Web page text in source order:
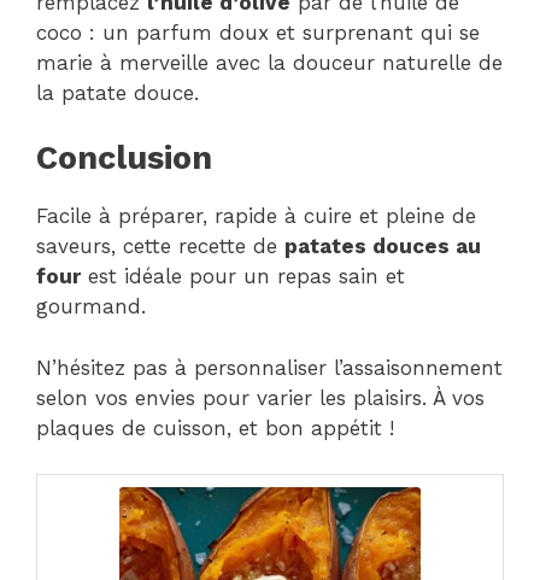
coco : un parfum doux et surprenant qui se
marie à merveille avec la douceur naturelle de
la patate douce.
Conclusion
Facile à préparer, rapide à cuire et pleine de
saveurs, cette recette de patates douces au
fourest idéale pour un repas sain et
gourmand.
N’hésitez pas à personnaliser l’assaisonnement
selon vos envies pour varier les plaisirs. À vos
plaques de cuisson, et bon appétit !